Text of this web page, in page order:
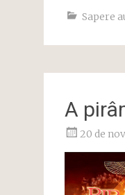
Sapere
A
20 de